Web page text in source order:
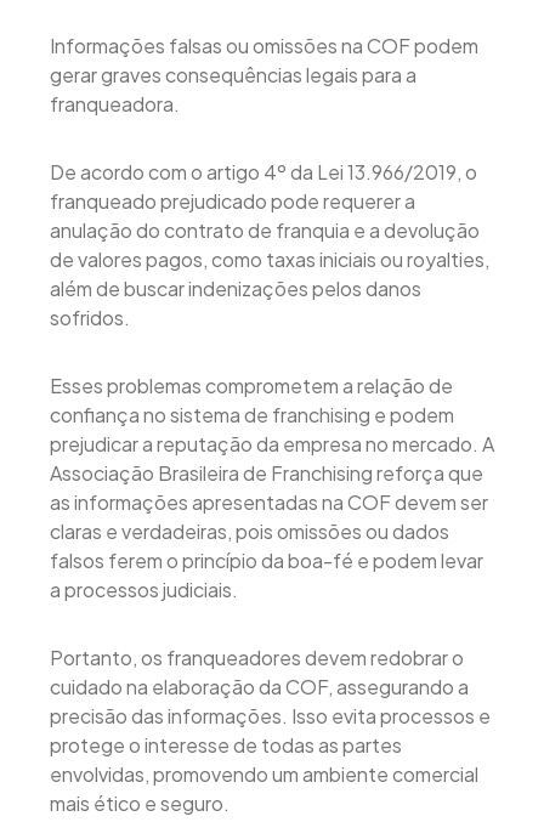
Informações falsas ou omissões na COF podem
gerar graves consequências legais para a
franqueadora.
De acordo com o artigo 4º da Lei 13.966/2019, o
franqueado prejudicado pode requerer a
anulação do contrato de franquia e a devolução
de valores pagos, como taxas iniciais ou royalties,
além de buscar indenizações pelos danos
sofridos.
Esses problemas comprometem a relação de
confiança no sistema de franchising e podem
prejudicar a reputação da empresa no mercado. A
Associação Brasileira de Franchising reforça que
as informações apresentadas na COF devem ser
claras e verdadeiras, pois omissões ou dados
falsos ferem o princípio da boa-fé e podem levar
a processos judiciais.
Portanto, os franqueadores devem redobrar o
cuidado na elaboração da COF, assegurando a
precisão das informações. Isso evita processos e
protege o interesse de todas as partes
envolvidas, promovendo um ambiente comercial
mais ético e seguro.